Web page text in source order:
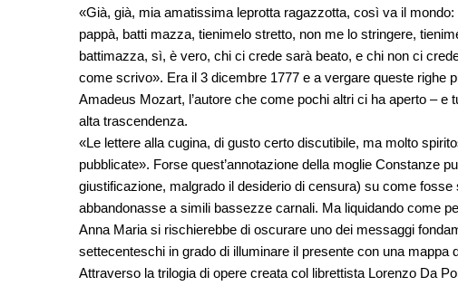
«Già, già, mia amatissima leprotta ragazzotta, così va il
pappà, batti mazza, tienimelo stretto, non me lo stringere,
battimazza, sì, è vero, chi ci crede sarà beato, e chi non ci
come scrivo». Era il 3 dicembre 1777 e a vergare queste righe
Amadeus Mozart, l’autore che come pochi altri ci ha aperto – e
alta trascendenza.
«Le lettere alla cugina, di gusto certo discutibile, ma molto
pubblicate». Forse quest’annotazione della moglie Constanze
giustificazione, malgrado il desiderio di censura) su come
abbandonasse a simili bassezze carnali. Ma liquidando come
Anna Maria si rischierebbe di oscurare uno dei messaggi
settecenteschi in grado di illuminare il presente con una mappa
Attraverso la trilogia di opere creata col librettista Lorenzo Da